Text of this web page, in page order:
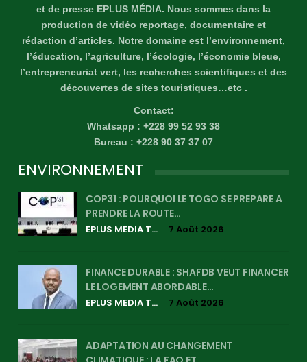
et de presse EPLUS MÉDIA. Nous sommes dans la
production de vidéo reportage, documentaire et
rédaction d’articles. Notre domaine est l’environnement,
l’éducation, l’agriculture, l’écologie, l’économie bleue,
l’entrepreneuriat vert, les recherches scientifiques et des
découvertes de sites touristiques…etc .
Contact:
Whatsapp : +228 99 52 93 38
Bureau : +228 90 37 37 07
ENVIRONNEMENT
COP31 : POURQUOI LE TOGO SE PREPARE A
PRENDRE LA ROUTE…
EPLUS MEDIA TV 7 Août 2026
FINANCE DURABLE : SHAFDB VEUT FINANCER
LE LOGEMENT ABORDABLE…
EPLUS MEDIA TV 7 Août 2026
ADAPTATION AU CHANGEMENT